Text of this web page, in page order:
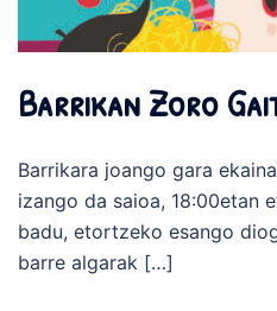
Barrikan Zoro
Barrikara joango gara
izango da saioa, 18:00etan
badu, etortzeko esango
barre algarak […]